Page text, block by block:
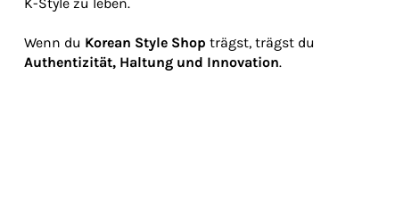
Wenn du Korean Style Shop trägst, trägst du
Authentizität, Haltung und Innovation.